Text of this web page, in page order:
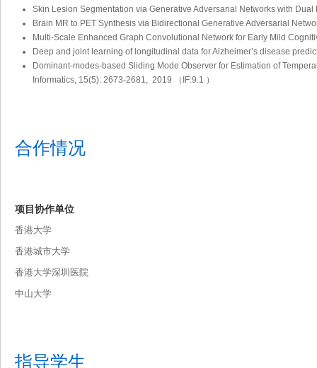
Skin Lesion Segmentation via Generative Adversarial Networks with
Brain MR to PET Synthesis via Bidirectional Generative Adversarial
Multi-Scale Enhanced Graph Convolutional Network for Early Mild
Deep and joint learning of longitudinal data for Alzheimer’s disease
Dominant-modes-based Sliding Mode Observer for Estimation of
Informatics, 15(5): 2673-2681, 2019 （IF:9.1 ）
合作情况
项目协作单位
香港大学
香港城市大学
香港大学深圳医院
中山大学
指导学生